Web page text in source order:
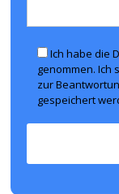
Ich habe die
genommen. Ich
zur
gespeichert